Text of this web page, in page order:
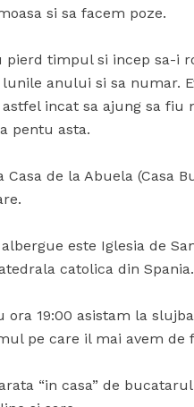
si sa facem poze.
pierd timpul si incep sa-i
anului si sa numar.
incat sa ajung sa fiu
pentu asta.
Casa de la Abuela (Casa
este Iglesia de
catolica din Spania.
ora 19:00 asistam la
pe care il mai avem de
“in casa” de